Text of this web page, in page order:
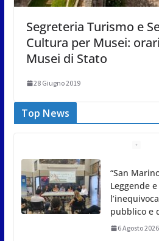
Segreteria Turismo e
Cultura per Musei:
Musei di Stato
28 Giugno 2019
Top News
Meno
Marino
idrogeologico